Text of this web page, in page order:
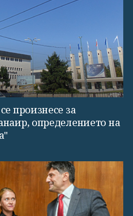
произнесе за
определението на